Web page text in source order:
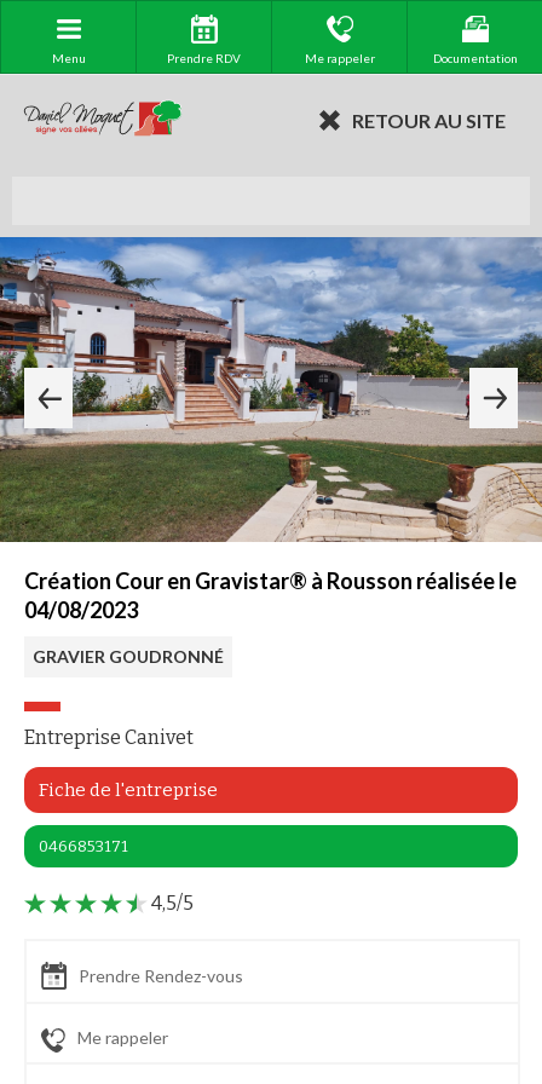
Menu Prendre RDV Me rappeler Documentation
RETOUR AU SITE
Création Cour en Gravistar® à Rousson réalisée le
04/08/2023
GRAVIER GOUDRONNÉ
Entreprise Canivet
Fiche de l'entreprise
0466853171
4,5/5
Prendre Rendez-vous
Me rappeler